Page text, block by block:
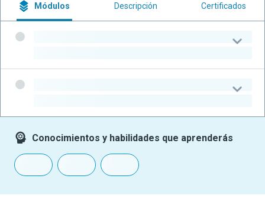
Módulos Descripción Certificados
Conocimientos y habilidades que aprenderás